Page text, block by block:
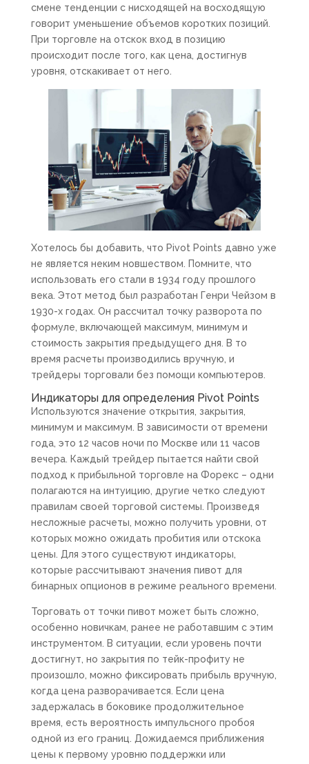
смене тенденции с нисходящей на восходящую
говорит уменьшение объемов коротких позиций.
При торговле на отскок вход в позицию
происходит после того, как цена, достигнув
уровня, отскакивает от него.
Хотелось бы добавить, что Pivot Points давно уже
не является неким новшеством. Помните, что
использовать его стали в 1934 году прошлого
века. Этот метод был разработан Генри Чейзом в
1930-х годах. Он рассчитал точку разворота по
формуле, включающей максимум, минимум и
стоимость закрытия предыдущего дня. В то
время расчеты производились вручную, и
трейдеры торговали без помощи компьютеров.
Индикаторы для определения Pivot Points
Используются значение открытия, закрытия,
минимум и максимум. В зависимости от времени
года, это 12 часов ночи по Москве или 11 часов
вечера. Каждый трейдер пытается найти свой
подход к прибыльной торговле на Форекс – одни
полагаются на интуицию, другие четко следуют
правилам своей торговой системы. Произведя
несложные расчеты, можно получить уровни, от
которых можно ожидать пробития или отскока
цены. Для этого существуют индикаторы,
которые рассчитывают значения пивот для
бинарных опционов в режиме реального времени.
Торговать от точки пивот может быть сложно,
особенно новичкам, ранее не работавшим с этим
инструментом. В ситуации, если уровень почти
достигнут, но закрытия по тейк-профиту не
произошло, можно фиксировать прибыль вручную,
когда цена разворачивается. Если цена
задержалась в боковике продолжительное
время, есть вероятность импульсного пробоя
одной из его границ. Дожидаемся приближения
цены к первому уровню поддержки или